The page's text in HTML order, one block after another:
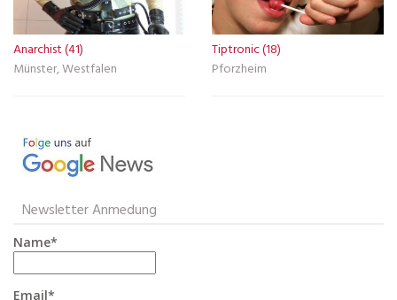
Anarchist (41)
Münster, Westfalen
Tiptronic (18)
Pforzheim
Newsletter Anmedung
Name*
Email*